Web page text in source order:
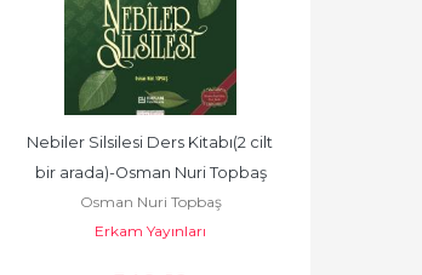
Nebiler Silsilesi Ders Kitabı(2 cilt
bir arada)-Osman Nuri Topbaş
Osman Nuri Topbaş
Erkam Yayınları